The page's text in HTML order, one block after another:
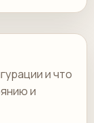
и что
и